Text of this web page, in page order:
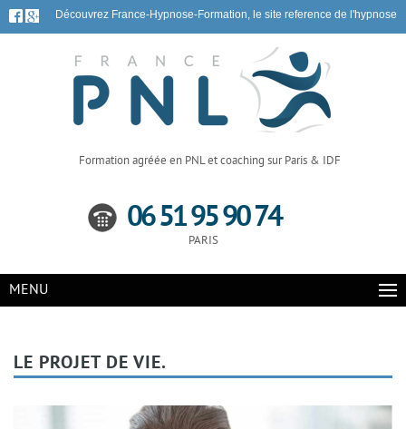
Découvrez France-Hypnose-Formation, le site reference de l'hypnose
Formation agréée en PNL et coaching sur Paris & IDF
06 51 95 90 74
PARIS
MENU
LE PROJET DE VIE.